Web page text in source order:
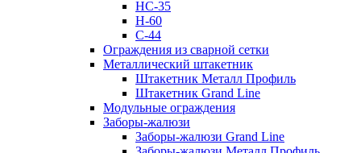
НС-35
Н-60
С-44
Ограждения из сварной сетки
Металлический штакетник
Штакетник Металл Профиль
Штакетник Grand Line
Модульные ограждения
Заборы-жалюзи
Заборы-жалюзи Grand Line